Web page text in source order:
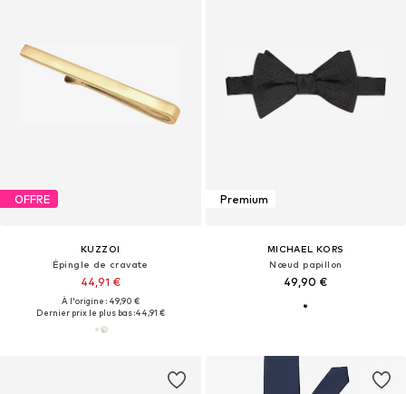
OFFRE
KUZZOI
Épingle de cravate
44,91 €
À l'origine : 49,90 €
Dernier prix le plus bas :44,91 €
Premium
MICHAEL KORS
Nœud papillon
49,90 €